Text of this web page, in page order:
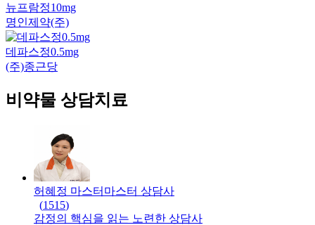
뉴프람정10mg
명인제약(주)
데파스정0.5mg
(주)종근당
비약물 상담치료
허혜정 마스터 마스터 상담사
(1515)
감정의 핵심을 읽는 노련한 상담사